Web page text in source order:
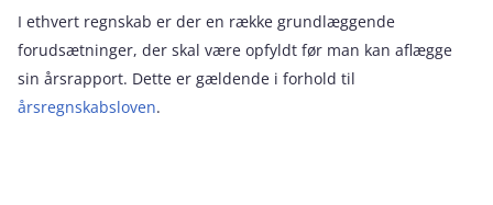
I ethvert regnskab er der en række grundlæggende
forudsætninger, der skal være opfyldt før man kan aflægge
sin årsrapport. Dette er gældende i forhold til
årsregnskabsloven.